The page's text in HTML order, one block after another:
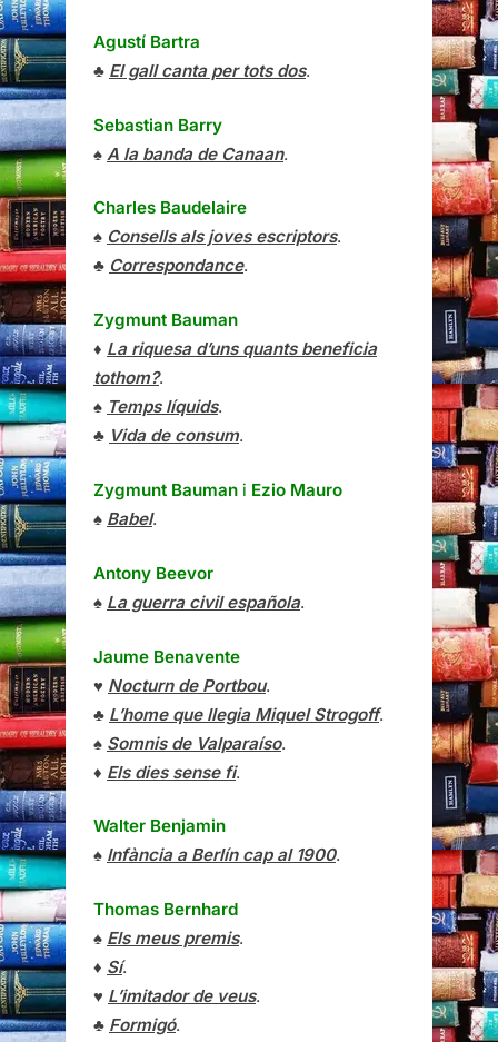
Agustí Bartra
♣ El gall canta per tots dos.
Sebastian Barry
♠ A la banda de Canaan.
Charles Baudelaire
♠ Consells als joves escriptors.
♣ Correspondance.
Zygmunt Bauman
♦ La riquesa d’uns quants beneficia
tothom?.
♠ Temps líquids.
♣ Vida de consum.
Zygmunt Bauman i Ezio Mauro
♠ Babel.
Antony Beevor
♠ La guerra civil española.
Jaume Benavente
♥ Nocturn de Portbou.
♣ L’home que llegia Miquel Strogoff.
♠ Somnis de Valparaíso.
♦ Els dies sense fi.
Walter Benjamin
♠ Infància a Berlín cap al 1900.
Thomas Bernhard
♠ Els meus premis.
♦ Sí.
♥ L’imitador de veus.
♣ Formigó.